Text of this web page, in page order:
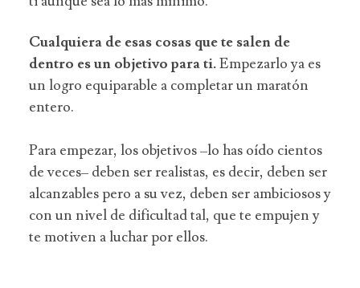
Cualquiera de esas cosas que te salen de
dentro es un objetivo para ti.Empezarlo ya es
un logro equiparable a completar un maratón
entero.
Para empezar, los objetivos –lo has oído cientos
de veces– deben ser realistas, es decir, deben ser
alcanzables pero a su vez, deben ser ambiciosos y
con un nivel de dificultad tal, que te empujen y
te motiven a luchar por ellos.